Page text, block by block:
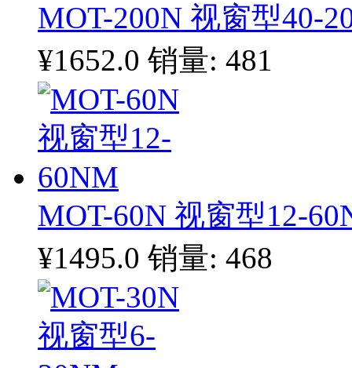
MOT-200N 视窗型40-
¥1652.0 销量: 481
MOT-60N 视窗型12-
¥1495.0 销量: 468